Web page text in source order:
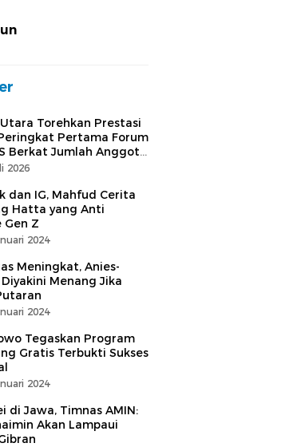
Torehkan Prestasi
Pertama Forum
Berkat Jumlah Anggota
2026
dan IG, Mahfud Cerita
Hatta yang Anti
Gen Z
2024
Meningkat, Anies-
Menang Jika
2024
Tegaskan Program
Gratis Terbukti Sukses
2024
di Jawa, Timnas AMIN:
Akan Lampaui